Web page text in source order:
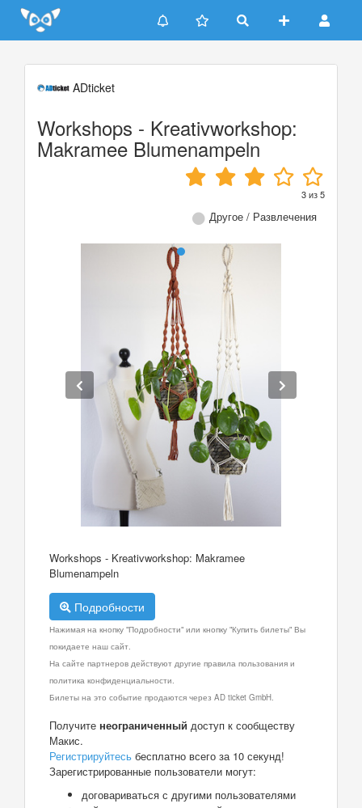
Update cookies preferences
ADticket
Workshops - Kreativworkshop:
Makramee Blumenampeln
3из5
Другое / Развлечения
Workshops - Kreativworkshop: Makramee
Blumenampeln
Подробности
Нажимая на кнопку "Подробности" или кнопку "Купить билеты" Вы
покидаете наш сайт.
На сайте партнеров действуют другие правила пользования и
политика конфиденциальности.
Билеты на это событие продаются через AD ticket GmbH.
Получите неограниченный доступ к сообществу
Макис.
Регистрируйтесь бесплатно всего за 10 секунд!
Зарегистрированные пользователи могут:
договариваться с другими пользователями